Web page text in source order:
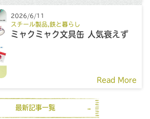
2026/6/11
スチール製品,鉄と暮らし
ミャクミャク文具缶 人気衰えず
Read More
最新記事一覧